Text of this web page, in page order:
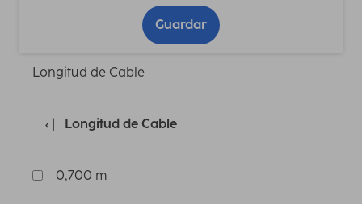
Guardar
Longitud de Cable
Longitud de Cable
0,700 m